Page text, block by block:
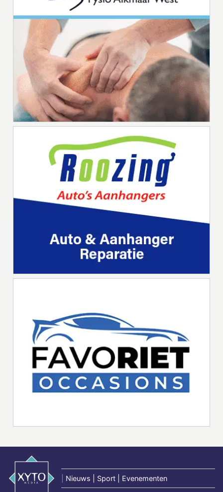
Nieuws | Sport | Evenementen